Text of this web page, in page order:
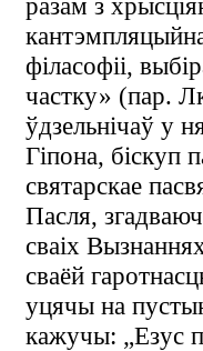
філасофіі,
частку» (пар.
ўдзельнічаў у
Гіпона, біскуп
святарскае
Пасля,
сваіх
сваёй
уцячы на
кажучы: „Езус